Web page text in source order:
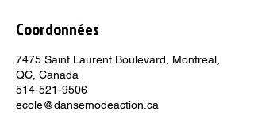
Coordonnées
7475 Saint Laurent Boulevard, Montreal,
QC, Canada
514-521-9506
ecole@dansemodeaction.ca